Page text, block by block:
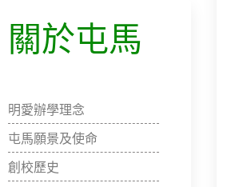
關於屯馬
明愛辦學理念
屯馬願景及使命​
創校歷史